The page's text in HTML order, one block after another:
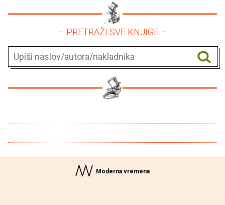
– PRETRAŽI SVE KNJIGE –
Moderna vremena